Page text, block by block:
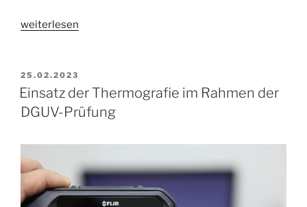
„Die
Unternehmensberatung
für
nachhaltigen
Unternehmenserfolg“
weiterlesen
VERÖFFENTLICHT
AM
25.02.2023
Einsatz der Thermografie im Rahmen der
DGUV-Prüfung